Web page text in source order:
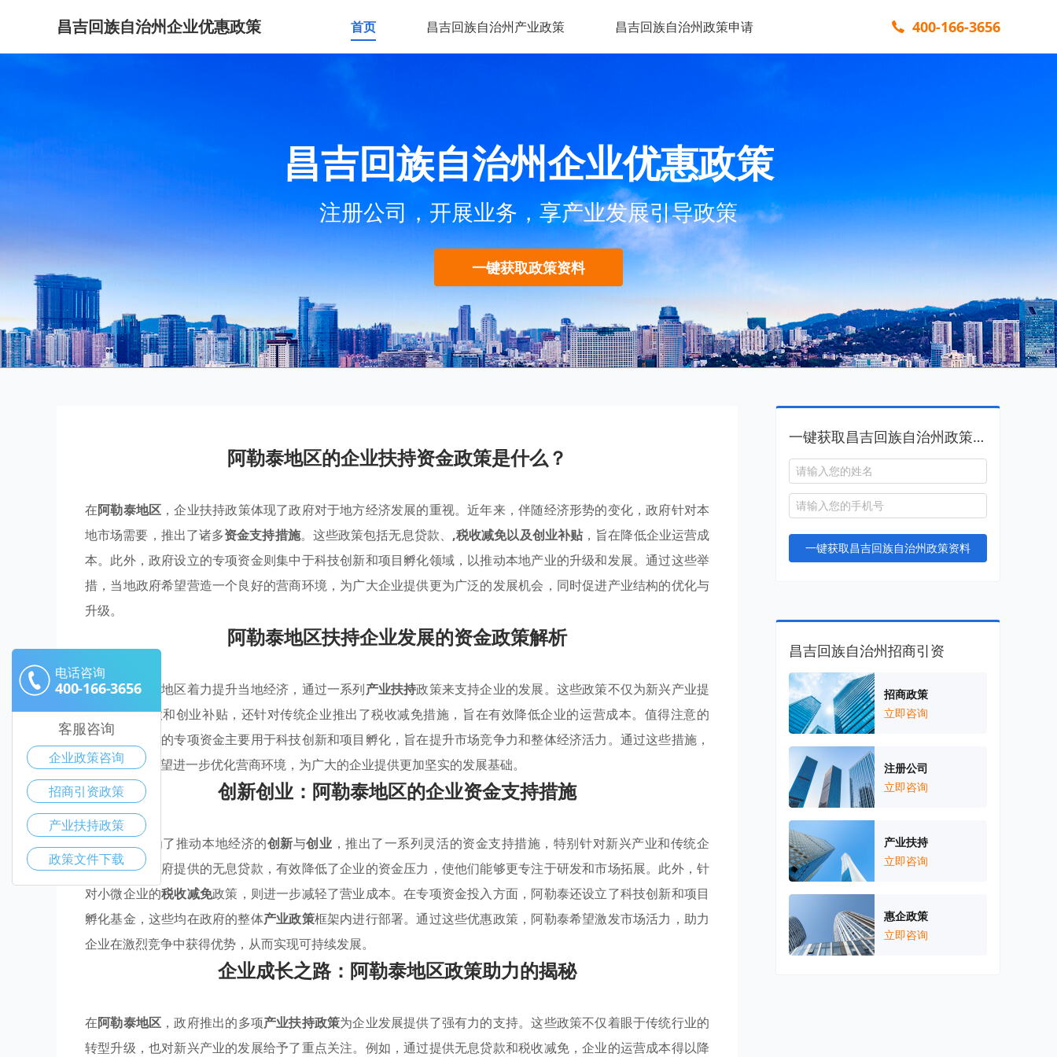
昌吉回族自治州企业优惠政策 首页 昌吉回族自治州产业政策 昌吉回族自治州政策申请 400-166-3656
昌吉回族自治州企业优惠政策
注册公司，开展业务，享产业发展引导政策
一键获取政策资料
阿勒泰地区的企业扶持资金政策是什么？
在阿勒泰地区 ，企业扶持政策体现了政府对于地方经济发展的重视。近年来，伴随经济形势的变化，政府针对本
地市场需要，推出了诸多资金支持措施。这些政策包括无息贷款、 ,税收减免以及创业补贴，旨在降低企业运营成
本。此外，政府设立的专项资金则集中于科技创新和项目孵化领域，以推动本地产业的升级和发展。通过这些举
措，当地政府希望营造一个良好的营商环境，为广大企业提供更为广泛的发展机会，同时促进产业结构的优化与
升级。
阿勒泰地区扶持企业发展的资金政策解析
近期，阿勒泰地区着力提升当地经济，通过一系列产业扶持政策来支持企业的发展。这些政策不仅为新兴产业提
供了无息贷款和创业补贴，还针对传统企业推出了税收减免措施，旨在有效降低企业的运营成本。值得注意的
是，政府设立的专项资金主要用于科技创新和项目孵化，旨在提升市场竞争力和整体经济活力。通过这些措施，
阿勒泰地区希望进一步优化营商环境，为广大的企业提供更加坚实的发展基础。
创新创业：阿勒泰地区的企业资金支持措施
阿勒泰地区为了推动本地经济的创新与创业 ，推出了一系列灵活的资金支持措施，特别针对新兴产业和传统企
业。首先，政府提供的无息贷款，有效降低了企业的资金压力，使他们能够更专注于研发和市场拓展。此外，针
对小微企业的税收减免政策，则进一步减轻了营业成本。在专项资金投入方面，阿勒泰还设立了科技创新和项目
孵化基金，这些均在政府的整体产业政策框架内进行部署。通过这些优惠政策，阿勒泰希望激发市场活力，助力
企业在激烈竞争中获得优势，从而实现可持续发展。
企业成长之路：阿勒泰地区政策助力的揭秘
在阿勒泰地区 ，政府推出的多项产业扶持政策为企业发展提供了强有力的支持。这些政策不仅着眼于传统行业的
转型升级，也对新兴产业的发展给予了重点关注。例如，通过提供无息贷款和税收减免，企业的运营成本得以降
一键获取昌吉回族自治州政策资料
一键获取昌吉回族自治州政策资料
昌吉回族自治州招商引资
招商政策
立即咨询
注册公司
立即咨询
产业扶持
立即咨询
惠企政策
立即咨询
电话咨询
400-166-3656
客服咨询
企业政策咨询
招商引资政策
产业扶持政策
政策文件下载